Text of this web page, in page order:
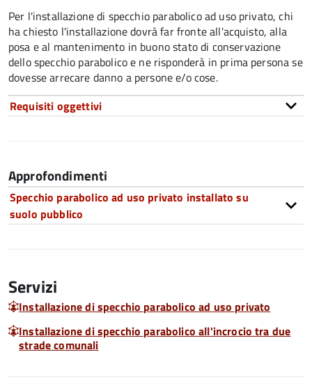
Per l'installazione di specchio parabolico ad uso privato, chi
ha chiesto l'installazione dovrà far fronte all'acquisto, alla
posa e al mantenimento in buono stato di conservazione
dello specchio parabolico e ne risponderà in prima persona se
dovesse arrecare danno a persone e/o cose.
Requisiti oggettivi
Approfondimenti
Specchio parabolico ad uso privato installato su
suolo pubblico
Servizi
Installazione di specchio parabolico ad uso privato
Installazione di specchio parabolico all'incrocio tra due
strade comunali